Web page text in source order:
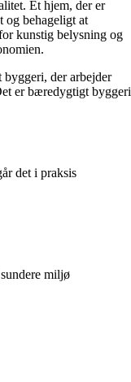
Et hjem, der er
og behageligt at
kunstig belysning og
byggeri, der arbejder
er bæredygtigt byggeri
det i praksis
miljø